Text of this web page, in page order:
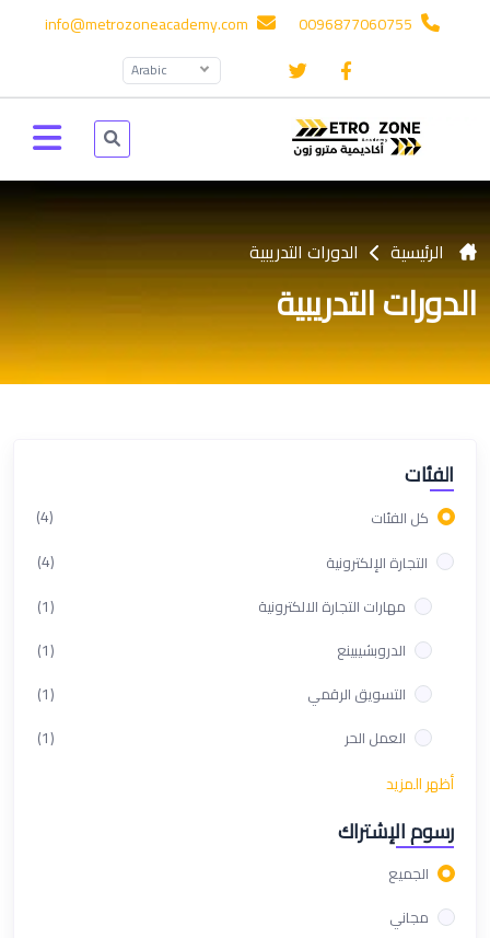
Arabic
الرئيسية الدورات التدريبية
الدورات التدريبية
الفئات
كل الفئات (4)
التجارة الإلكترونية (4)
مهارات التجارة الالكترونية (1)
الدروبشيبينع (1)
التسويق الرقمي (1)
العمل الحر
(1)
أظهر المزيد
رسوم الإشتراك
الجميع
مجاني